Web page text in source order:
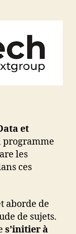
et
programme
les
ces
aborde de
de sujets.
s’initier à